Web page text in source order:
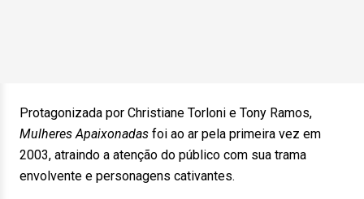
Protagonizada por Christiane Torloni e Tony Ramos,
Mulheres Apaixonadas foi ao ar pela primeira vez em
2003, atraindo a atenção do público com sua trama
envolvente e personagens cativantes.